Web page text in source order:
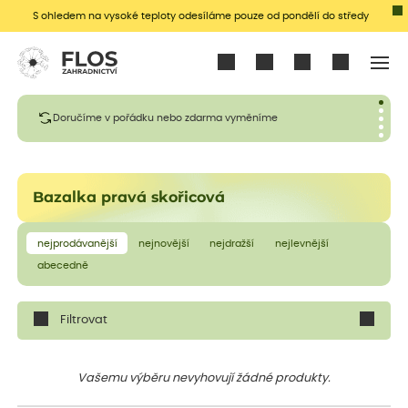
S ohledem na vysoké teploty odesíláme pouze od pondělí do středy
Doručíme v pořádku nebo zdarma vyměníme
Bazalka pravá skořicová
nejprodávanější nejnovější nejdražší nejlevnější
abecedně
Filtrovat
Vašemu výběru nevyhovují žádné produkty.